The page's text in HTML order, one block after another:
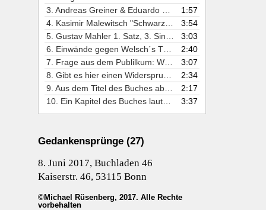
1:57
3:54
3:03
2:40
3:07
2:34
2:17
3:37
Gedankensprünge (27)
8. Juni 2017, Buchladen 46
Kaiserstr. 46, 53115 Bonn
©Michael Rüsenberg, 2017. Alle Rechte
vorbehalten